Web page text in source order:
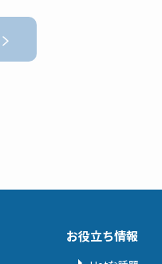
お役立ち情報